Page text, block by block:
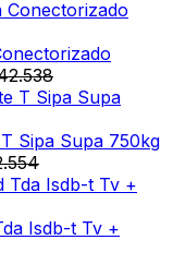
Sipa Supa 750kg
Isdb-t Tv +